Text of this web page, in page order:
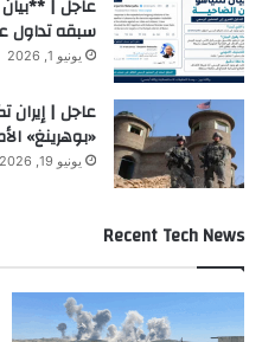
عاجل |
سبقه تداول
يونيو 1, 2026
عاجل |
«بوهرينغ»
يونيو 19, 2026
Recent Tech News